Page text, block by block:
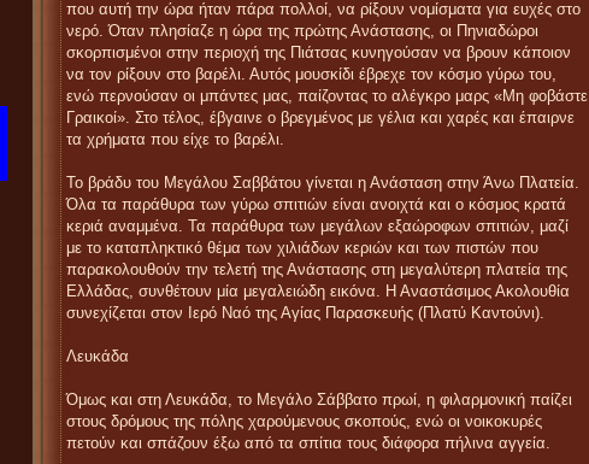
που αυτή την ώρα ήταν πάρα πολλοί, να ρίξουν νομίσματα για ευχές στο
νερό. Όταν πλησίαζε η ώρα της πρώτης Ανάστασης, οι Πηνιαδώροι
σκορπισμένοι στην περιοχή της Πιάτσας κυνηγούσαν να βρουν κάποιον
να τον ρίξουν στο βαρέλι. Αυτός μουσκίδι έβρεχε τον κόσμο γύρω του,
ενώ περνούσαν οι μπάντες μας, παίζοντας το αλέγκρο μαρς «Μη φοβάστε
Γραικοί». Στο τέλος, έβγαινε ο βρεγμένος με γέλια και χαρές και έπαιρνε
τα χρήματα που είχε το βαρέλι.
Το βράδυ του Μεγάλου Σαββάτου γίνεται η Ανάσταση στην Άνω Πλατεία.
Όλα τα παράθυρα των γύρω σπιτιών είναι ανοιχτά και ο κόσμος κρατά
κεριά αναμμένα. Τα παράθυρα των μεγάλων εξαώροφων σπιτιών, μαζί
με το καταπληκτικό θέμα των χιλιάδων κεριών και των πιστών που
παρακολουθούν την τελετή της Ανάστασης στη μεγαλύτερη πλατεία της
Ελλάδας, συνθέτουν μία μεγαλειώδη εικόνα. Η Αναστάσιμος Ακολουθία
συνεχίζεται στον Ιερό Ναό της Αγίας Παρασκευής (Πλατύ Καντούνι).
Λευκάδα
Όμως και στη Λευκάδα, το Μεγάλο Σάββατο πρωί, η φιλαρμονική παίζει
στους δρόμους της πόλης χαρούμενους σκοπούς, ενώ οι νοικοκυρές
πετούν και σπάζουν έξω από τα σπίτια τους διάφορα πήλινα αγγεία.